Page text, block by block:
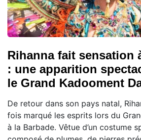
Rihanna fait sensation
: une apparition
le Grand Kadooment
De retour dans son pays natal,
fois marqué les esprits lors du
à la Barbade. Vêtue d’un costume